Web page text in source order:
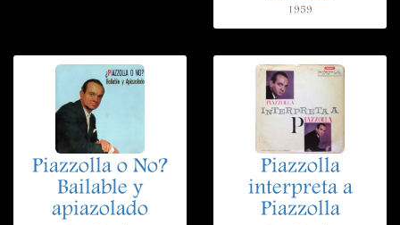
1959
Piazzolla o No?
Bailable y
apiazolado
Piazzolla
interpreta a
Piazzolla